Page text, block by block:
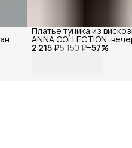
2 215 ₽5 150 ₽−57%
Платье туника из
ANNA COLLECTION,
праздничное